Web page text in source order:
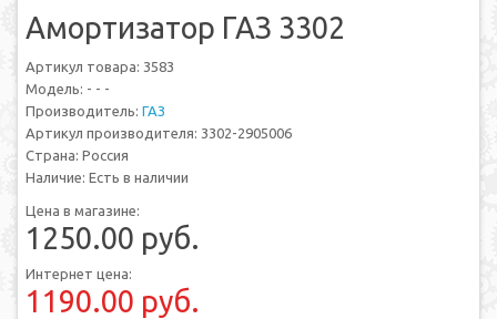
Амортизатор ГАЗ 3302
Артикул товара: 3583
Модель: - - -
Производитель: ГАЗ
Артикул производителя: 3302-2905006
Страна: Россия
Наличие: Есть в наличии
Цена в магазине:
1250.00 руб.
Интернет цена:
1190.00 руб.